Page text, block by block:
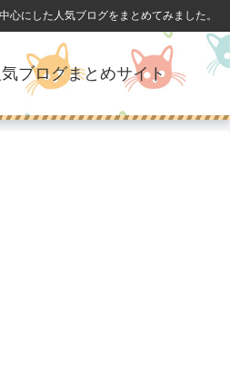
心にした人気ブログをまとめてみました。
ブログまとめサイト